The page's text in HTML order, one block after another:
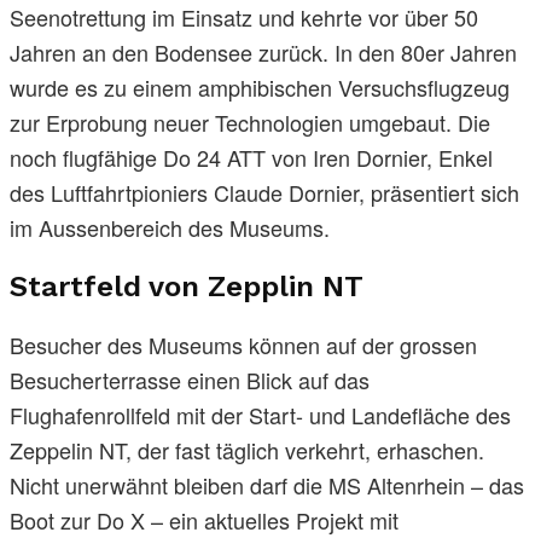
Seenotrettung im Einsatz und kehrte vor über 50
Jahren an den Bodensee zurück. In den 80er Jahren
wurde es zu einem amphibischen Versuchsflugzeug
zur Erprobung neuer Technologien umgebaut. Die
noch flugfähige Do 24 ATT von Iren Dornier, Enkel
des Luftfahrtpioniers Claude Dornier, präsentiert sich
im Aussenbereich des Museums.
Startfeld von Zepplin NT
Besucher des Museums können auf der grossen
Besucherterrasse einen Blick auf das
Flughafenrollfeld mit der Start- und Landefläche des
Zeppelin NT, der fast täglich verkehrt, erhaschen.
Nicht unerwähnt bleiben darf die MS Altenrhein – das
Boot zur Do X – ein aktuelles Projekt mit